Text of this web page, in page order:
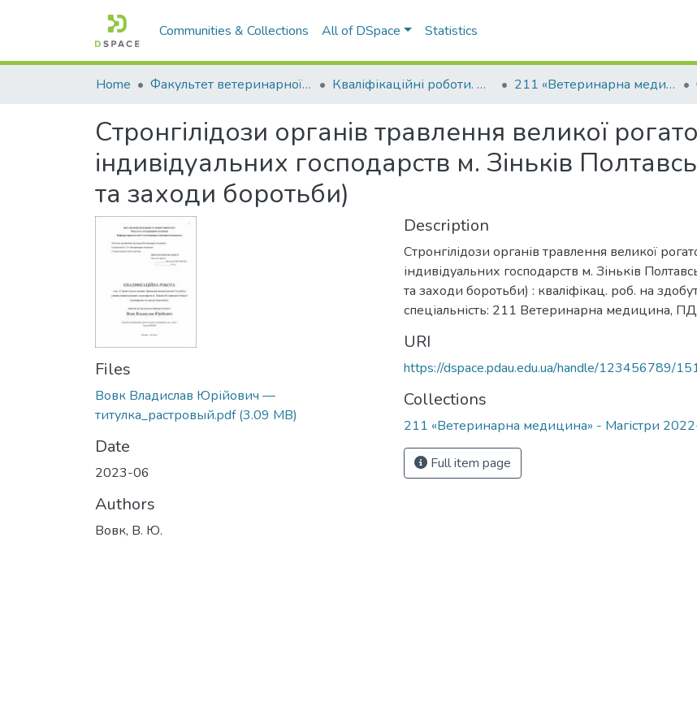
Communities & Collections All of DSpace Statistics
Home Факультет ветеринарної медицини Кваліфікаційні роботи. Факультет ветеринарної медицини 211 «Ветеринарна медицина» - Магістри 2022-2023
Стронгілідози органів травлення великої
індивідуальних господарств м. Зіньків
та заходи боротьби)
Files
Вовк Владислав Юрійович —
титулка_растровый.pdf(3.09 MB)
Date
2023-06
Authors
Вовк, В. Ю.
Description
Стронгілідози органів травлення великої
індивідуальних господарств м. Зіньків
та заходи боротьби) : кваліфікац. роб. на
спеціальність: 211 Ветеринарна медицина,
URI
https://dspace.pdau.edu.ua/handle/123456789/
Collections
211 «Ветеринарна медицина» - Магістри
Full item page